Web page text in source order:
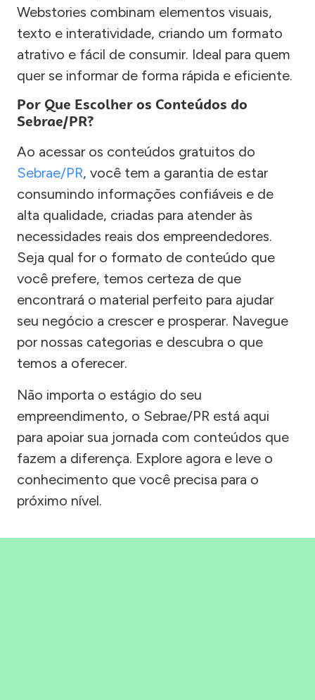
Webstories combinam elementos visuais,
texto e interatividade, criando um formato
atrativo e fácil de consumir. Ideal para quem
quer se informar de forma rápida e eficiente.
Por Que Escolher os Conteúdos do
Sebrae/PR?
Ao acessar os conteúdos gratuitos do
Sebrae/PR, você tem a garantia de estar
consumindo informações confiáveis e de
alta qualidade, criadas para atender às
necessidades reais dos empreendedores.
Seja qual for o formato de conteúdo que
você prefere, temos certeza de que
encontrará o material perfeito para ajudar
seu negócio a crescer e prosperar. Navegue
por nossas categorias e descubra o que
temos a oferecer.
Não importa o estágio do seu
empreendimento, o Sebrae/PR está aqui
para apoiar sua jornada com conteúdos que
fazem a diferença. Explore agora e leve o
conhecimento que você precisa para o
próximo nível.